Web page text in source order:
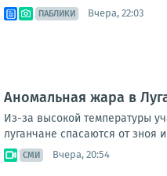
ПАБЛИКИ Вчера, 22:03
Аномальная жара в
Из-за высокой температуры
луганчане спасаются от зноя
СМИ Вчера, 20:54